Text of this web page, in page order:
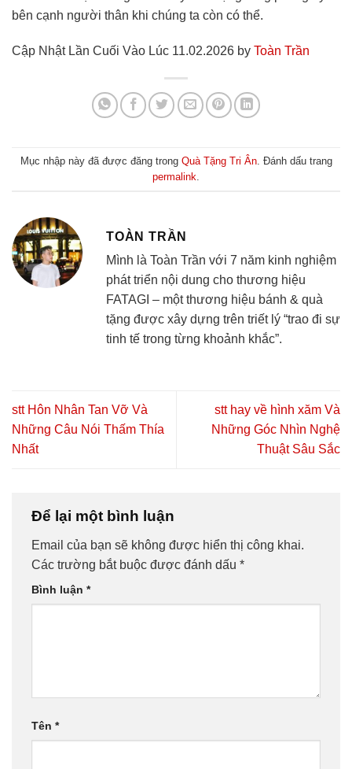
bên cạnh người thân khi chúng ta còn có thể.
Cập Nhật Lần Cuối Vào Lúc 11.02.2026 by Toàn Trần
Mục nhập này đã được đăng trong Quà Tặng Tri Ân. Đánh dấu trang
permalink
TOÀN TRẦN
Mình là Toàn Trần với 7 năm kinh nghiệm
phát triển nội dung cho thương hiệu
FATAGI – một thương hiệu bánh & quà
tặng được xây dựng trên triết lý “trao đi sự
tinh tế trong từng khoảnh khắc”.
stt Hôn Nhân Tan Vỡ Và
Những Câu Nói Thấm Thía
Nhất
stt hay về hình xăm Và
Những Góc Nhìn Nghệ
Thuật Sâu Sắc
Để lại một bình luận
Email của bạn sẽ không được hiển thị công khai.
Các trường bắt buộc được đánh dấu *
Bình luận *
Tên *